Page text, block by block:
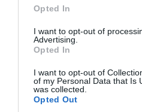
Opted In
I want to opt-out of
Advertising.
Opted In
I want to opt-out of
of my Personal Data that Is
was collected.
Opted Out